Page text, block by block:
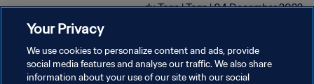
du Togo | Togo | 04 December 2022
Your Privacy
We use cookies to personalize content and ads, provide
social media features and analyse our traffic. We also share
information about your use of our site with our social